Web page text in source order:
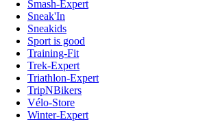
Smash-Expert
Sneak'In
Sneakids
Sport is good
Training-Fit
Trek-Expert
Triathlon-Expert
TripNBikers
Vélo-Store
Winter-Expert